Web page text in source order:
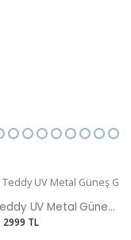
Toms Teddy UV Metal Güneş Gözlüğü
2999 TL